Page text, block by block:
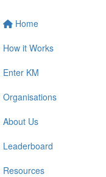
Home
How it Works
Enter KM
Organisations
About Us
Leaderboard
Resources